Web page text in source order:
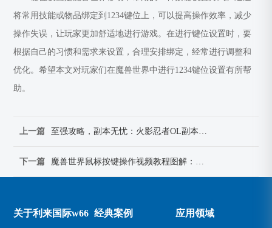
将常用技能或物品绑定到1234键位上，可以提高操作效率，减少
操作失误，让玩家更加舒适地进行游戏。在进行键位设置时，要
根据自己的习惯和需求来设置，合理安排绑定，经常进行调整和
优化。希望本文对玩家们在魔兽世界中进行1234键位设置有所帮
助。
上一篇
下一篇
关于利来国际w66 经典案例 应用领域